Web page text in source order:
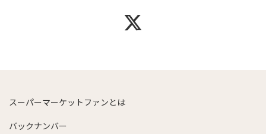
スーパーマーケットファンとは
バックナンバー